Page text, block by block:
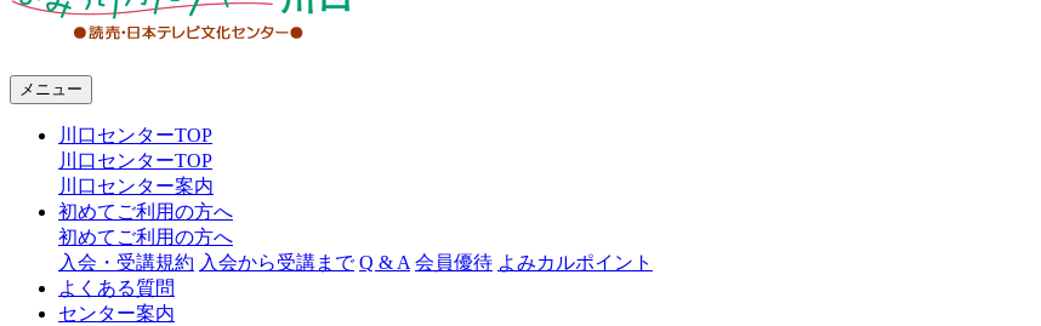
ャ
メニュー
川口センターTOP
川口センターTOP
川口センター案内
初めてご利用の方へ
初めてご利用の方へ
入会・受講規約 入会から受講まで Q & A 会員優待 よみカルポイント
よくある質問
センター案内